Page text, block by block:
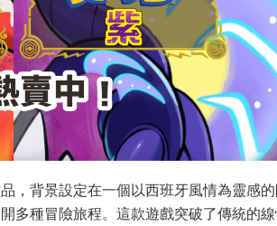
，背景設定在一個以西班牙風情為靈感
多種冒險旅程。這款遊戲突破了傳統的線